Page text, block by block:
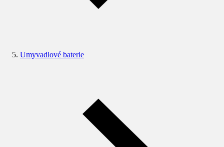
Umyvadlové baterie